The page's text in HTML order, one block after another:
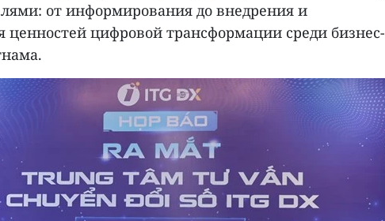
от информирования до внедрения и
ценностей цифровой трансформации среди бизнес-